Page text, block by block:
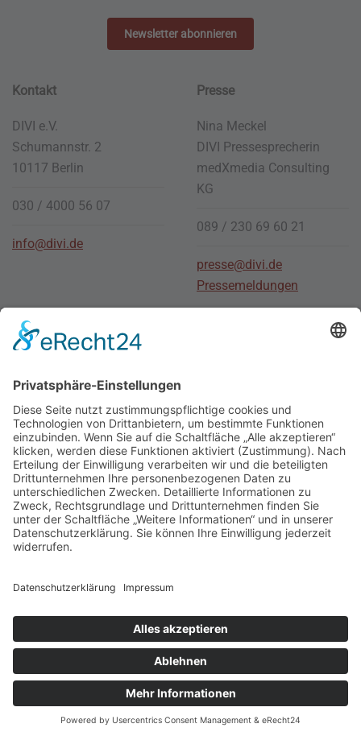
Mitglied werden
Newsletter abonnieren
Kontakt
DIVI e.V.
Schumannstr. 2
10117 Berlin
030 / 4000 56 07
info@divi.de
Presse
Nina Meckel
DIVI Pressesprecherin
medXmedia Consulting
KG
089 / 230 69 60 21
presse@divi.de
Pressemeldungen
Stellenmarkt
Für Arbeitgeber
Social MediaJungeDIVI
Social Media DIVI
2026DIVI. All rights reserved.
Powered bybioculture GmbH.